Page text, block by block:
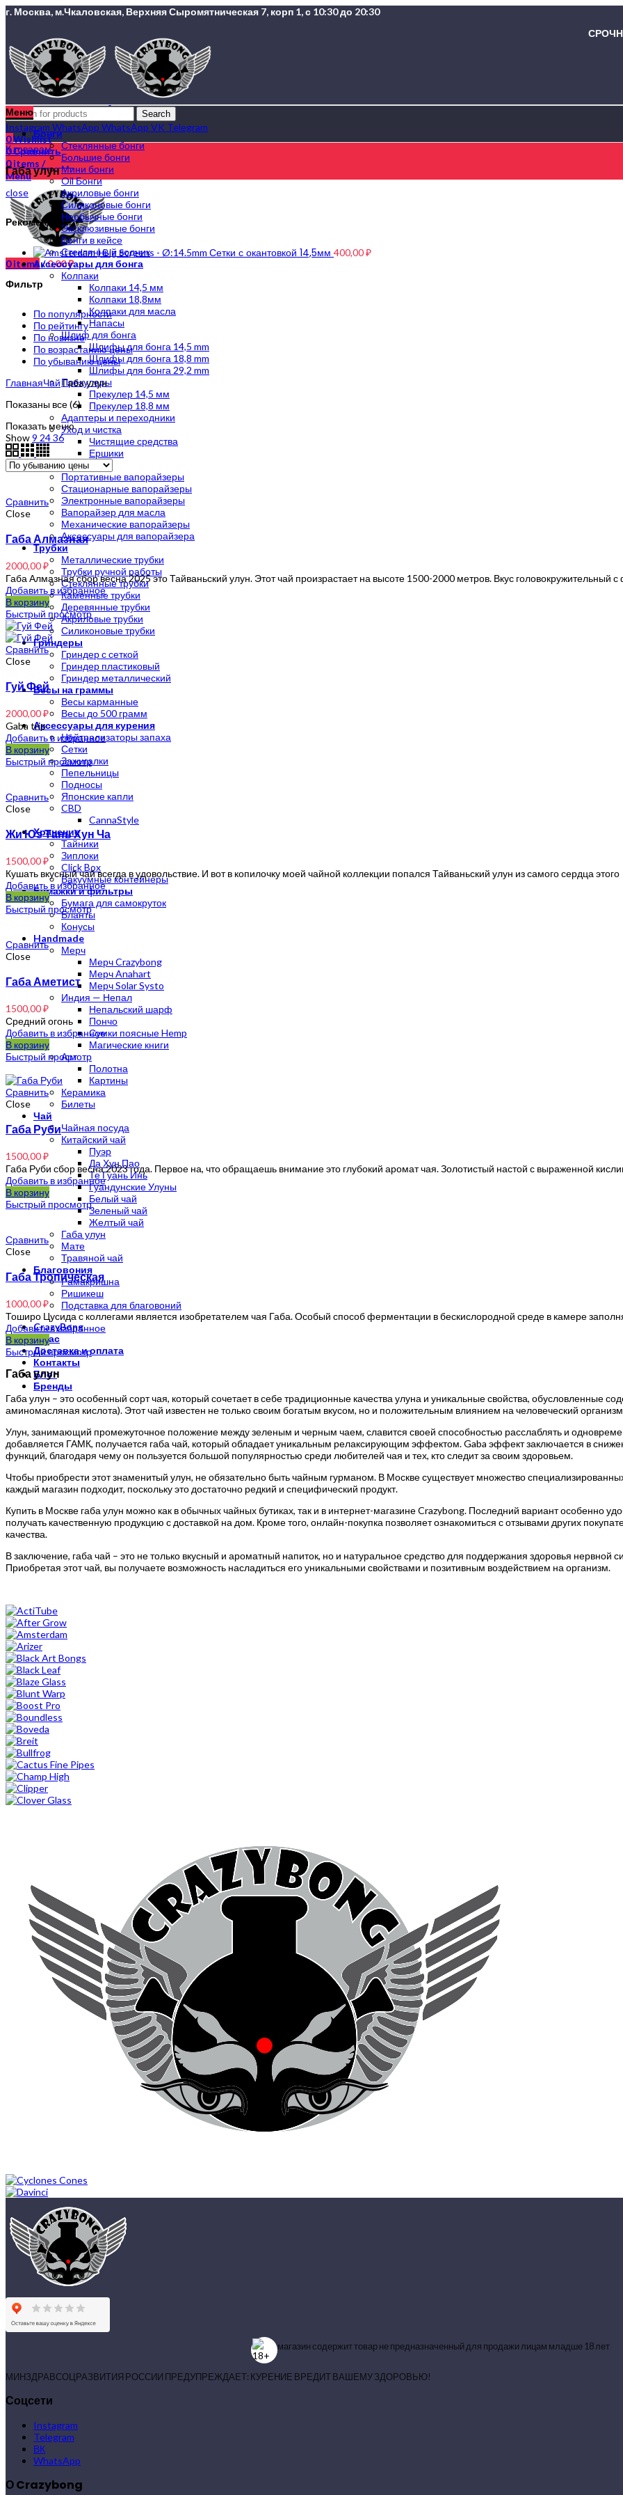
г. Москва, м.Чкаловская, Верхняя Сыромятническая 7, корп 1, с 10:30 до 20:30
Search
Instagram WhatsApp WhatsApp VK Telegram
0Wishlist
0Сравнить
0items / 0,00₽
Menu
0items/0,00₽
Меню
Бонги
Стеклянные бонги
Большие бонги
Мини бонги
Oil Бонги
Акриловые бонги
Силиконовые бонги
Необычные бонги
Эксклюзивные бонги
Бонги в кейсе
Стеклянный водник
Аксессуары для бонга
Колпаки
Колпаки 14,5 мм
Колпаки 18,8мм
Колпаки для масла
Напасы
Шлиф для бонга
Шлифы для бонга 14,5 mm
Шлифы для бонга 18,8 mm
Шлифы для бонга 29,2 mm
Прекулеры
Прекулер 14,5 мм
Прекулер 18,8 мм
Адаптеры и переходники
Уход и чистка
Чистящие средства
Ершики
Вапорайзеры
Портативные вапорайзеры
Стационарные вапорайзеры
Электронные вапорайзеры
Вапорайзер для масла
Механические вапорайзеры
Аксессуары для вапорайзера
Трубки
Металлические трубки
Трубки ручной работы
Стеклянные трубки
Каменные трубки
Деревянные трубки
Акриловые трубки
Силиконовые трубки
Гриндеры
Гриндер с сеткой
Гриндер пластиковый
Гриндер металлический
Весы на граммы
Весы карманные
Весы до 500 грамм
Аксессуары для курения
Нейтрализаторы запаха
Сетки
Зажигалки
Пепельницы
Подносы
Японские капли
CBD
CannaStyle
Хранение
Тайники
Зиплоки
Click Box
Вакуумные контейнеры
Бумажки и фильтры
Бумага для самокруток
Бланты
Конусы
Handmade
Мерч
Мерч Crazybong
Мерч Anahart
Мерч Solar Systo
Индия — Непал
Непальский шарф
Пончо
Сумки поясные Hemp
Магические книги
Арт
Полотна
Картины
Керамика
Билеты
Чай
Чайная посуда
Китайский чай
Пуэр
Да Хун Пао
Те Гуань Инь
Гуандунские Улуны
Белый чай
Зеленый чай
Желтый чай
Габа улун
Мате
Травяной чай
Благовония
Рамакришна
Ришикеш
Подставка для благовоний
CrazyBong
О нас
Доставка и оплата
Контакты
Блог
Бренды
К товарам
Габа улун
close
Рекомендуем
Сетки с окантовкой 14,5мм 400,00₽
Фильтр
По популярности
По рейтингу
По новизне
По возрастанию цены
По убыванию цены
ГлавнаяЧайГаба улун
Показаны все (6)Цены:
по
убыванию
Показать меню
Show9 2436
Сравнить
Close
Габа Алмазная
2000,00₽
Габа Алмазная сбор весна 2025 это Тайваньский улун. Этот чай произрастает на высоте 1500-2000 метров. Вкус головокружительный
Добавить в избранное
В корзину
Быстрый просмотр
Сравнить
Close
Гуй Фей
2000,00₽
Gaba trip
Добавить в избранное
В корзину
Быстрый просмотр
Сравнить
Close
Жи Юэ Тань Хун Ча
1500,00₽
Кушать вкусный чай всегда в удовольствие. И вот в копилочку моей чайной коллекции попался Тайваньский улун из самого сердца этого
Добавить в избранное
В корзину
Быстрый просмотр
Сравнить
Close
Габа Аметист
1500,00₽
Средний огонь
Добавить в избранное
В корзину
Быстрый просмотр
Сравнить
Close
Габа Руби
1500,00₽
Габа Руби сбор весна 2023 года. Первое на, что обращаешь внимание это глубокий аромат чая. Золотистый настой с выраженной
Добавить в избранное
В корзину
Быстрый просмотр
Сравнить
Close
Габа Тропическая
1000,00₽
Тоширо Цусида с коллегами является изобретателем чая Габа. Особый способ ферментации в бескислородной среде в камере
Добавить в избранное
В корзину
Быстрый просмотр
Габа улун
Габа улун – это особенный сорт чая, который сочетает в себе традиционные качества улуна и уникальные свойства, обусловленные
аминомасляная кислота). Этот чай известен не только своим богатым вкусом, но и положительным влиянием на человеческий
Улун, занимающий промежуточное положение между зеленым и черным чаем, славится своей способностью расслаблять и
добавляется ГАМК, получается габа чай, который обладает уникальным релаксирующим эффектом. Gaba эффект заключается в
функций, благодаря чему он пользуется большой популярностью среди любителей чая и тех, кто следит за своим здоровьем.
Чтобы приобрести этот знаменитый улун, не обязательно быть чайным гурманом. В Москве существует множество
каждый магазин подходит, поскольку это достаточно редкий и специфический продукт.
Купить в Москве габа улун можно как в обычных чайных бутиках, так и в интернет-магазине Crazybong. Последний вариант особенно
получать качественную продукцию с доставкой на дом. Кроме того, онлайн-покупка позволяет ознакомиться с отзывами других
качества.
В заключение, габа чай – это не только вкусный и ароматный напиток, но и натуральное средство для поддержания здоровья нервной
Приобретая этот чай, вы получаете возможность насладиться его уникальными свойствами и позитивным воздействием на организм.
магазин содержит товар не предназначенный для продажи лицам младше 18 лет
МИНЗДРАВСОЦРАЗВИТИЯ РОССИИ ПРЕДУПРЕЖДАЕТ: КУРЕНИЕ ВРЕДИТ ВАШЕМУ ЗДОРОВЬЮ!
Соцсети
Instagram
Telegram
ВК
WhatsApp
О Crazybong